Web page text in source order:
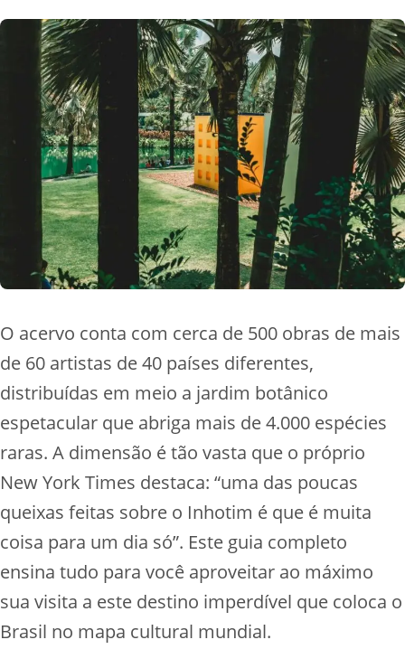
O acervo conta com cerca de 500 obras de mais
de 60 artistas de 40 países diferentes,
distribuídas em meio a jardim botânico
espetacular que abriga mais de 4.000 espécies
raras. A dimensão é tão vasta que o próprio
New York Times destaca: “uma das poucas
queixas feitas sobre o Inhotim é que é muita
coisa para um dia só”. Este guia completo
ensina tudo para você aproveitar ao máximo
sua visita a este destino imperdível que coloca o
Brasil no mapa cultural mundial.